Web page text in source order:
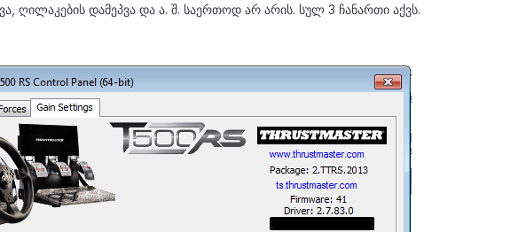
ღილაკების დამეპვა და ა. შ. საერთოდ არ არის. სულ 3 ჩანართი აქვს.